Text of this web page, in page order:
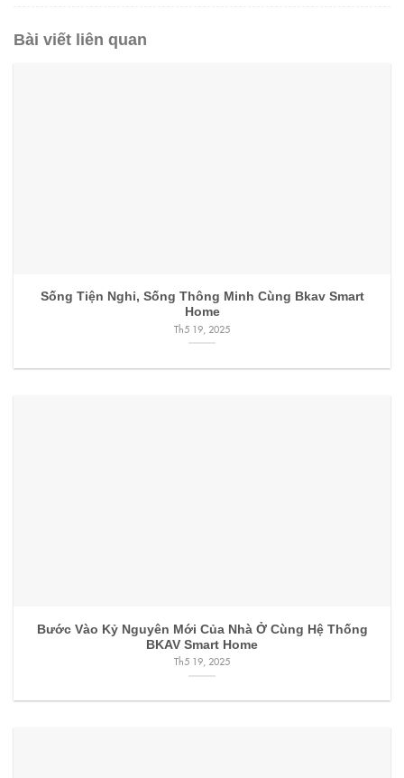
Bài viết liên quan
Sống Tiện Nghi, Sống Thông Minh Cùng Bkav Smart
Home
Th5 19, 2025
Bước Vào Kỷ Nguyên Mới Của Nhà Ở Cùng Hệ Thống
BKAV Smart Home
Th5 19, 2025